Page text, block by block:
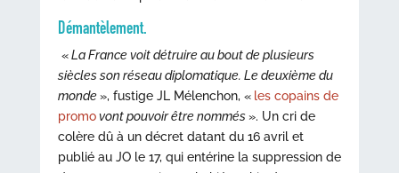
Démantèlement.
«La France voit détruire au bout de plusieurs
siècles son réseau diplomatique. Le deuxième du
monde», fustige JL Mélenchon, « les copains de
promovont pouvoir être nommés ». Un cri de
colère dû à un décret datant du 16 avril et
publié au JO le 17, qui entérine la suppression de